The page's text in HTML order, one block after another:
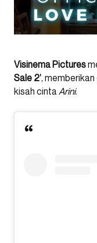
Visinema Pictures
Sale 2’,
kisah cintaArini.